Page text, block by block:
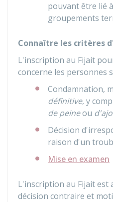
pouvant être lié
groupements
Connaître les critères
L'inscription au Fijait
concerne les personnes
Condamnation,
définitive, y
de peineou
Décision
raison d'un
Mise en examen
L'inscription au Fijaitest
décision contraire et